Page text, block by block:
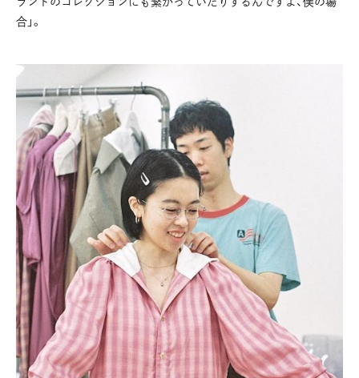
合」。